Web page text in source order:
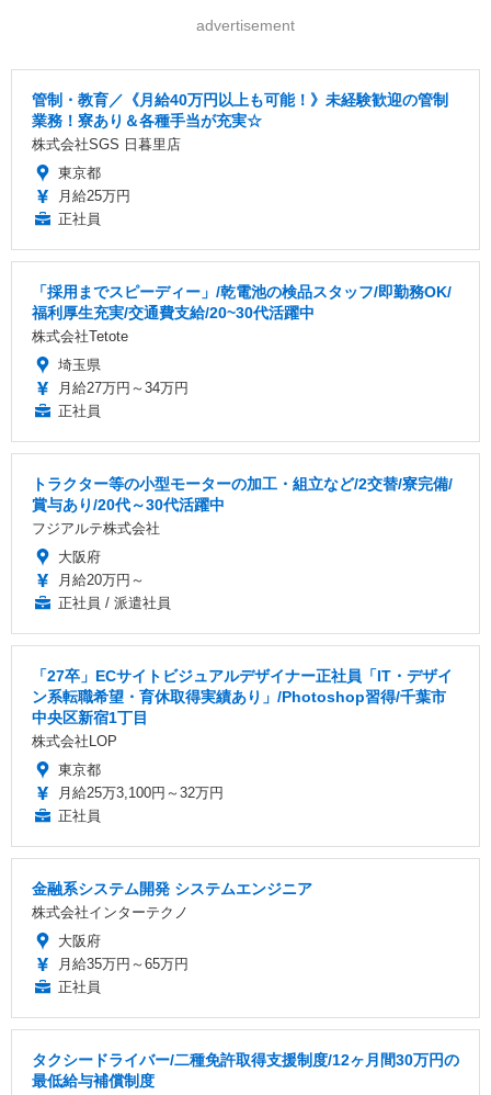
advertisement
管制・教育／《月給40万円以上も可能！》未経験歓迎の管制
業務！寮あり＆各種手当が充実☆
株式会社SGS 日暮里店
東京都
月給25万円
正社員
「採用までスピーディー」/乾電池の検品スタッフ/即勤務OK/
福利厚生充実/交通費支給/20~30代活躍中
株式会社Tetote
埼玉県
月給27万円～34万円
正社員
トラクター等の小型モーターの加工・組立など/2交替/寮完備/
賞与あり/20代～30代活躍中
フジアルテ株式会社
大阪府
月給20万円～
正社員 / 派遣社員
「27卒」ECサイトビジュアルデザイナー正社員「IT・デザイ
ン系転職希望・育休取得実績あり」/Photoshop習得/千葉市
中央区新宿1丁目
株式会社LOP
東京都
月給25万3,100円～32万円
正社員
金融系システム開発 システムエンジニア
株式会社インターテクノ
大阪府
月給35万円～65万円
正社員
タクシードライバー/二種免許取得支援制度/12ヶ月間30万円の
最低給与補償制度